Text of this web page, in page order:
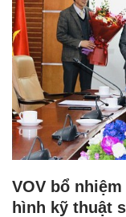
VOV bổ
hình kỹ thuật